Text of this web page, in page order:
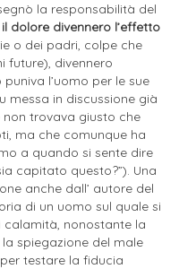
la responsabilità del
dolore divennero l’effetto
o dei padri, colpe che
future), divennero
l’uomo per le sue
messa in discussione già
trovava giusto che
ma che comunque ha
a quando si sente dire
capitato questo?”). Una
anche dall’ autore del
di un uomo sul quale si
nonostante la
spiegazione del male
testare la fiducia